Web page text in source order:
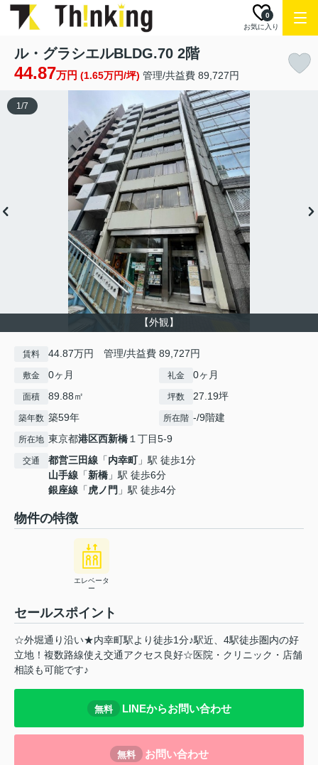
お気に入り
0
ル・グラシエルBLDG.70 2階
44.87万円 (1.65万円/坪) 管理/共益費 89,727円
【外観】
1/7
賃料 44.87万円 管理/共益費 89,727円
敷金 0ヶ月 礼金 0ヶ月
面積 89.88㎡ 坪数 27.19坪
築年数 築59年 所在階 -/9階建
所在地 東京都港区西新橋１丁目5-9
交通 都営三田線 「内幸町」駅 徒歩1分
山手線 「新橋 」駅 徒歩6分
銀座線 「虎ノ門 」駅 徒歩4分
物件の特徴
エレベータ
ー
セールスポイント
☆外堀通り沿い★内幸町駅より徒歩1分♪駅近、4駅徒歩圏内の好
立地！複数路線使え交通アクセス良好☆医院・クリニック・店舗
相談も可能です♪
無料 LINEからお問い合わせ
無料 お問い合わせ